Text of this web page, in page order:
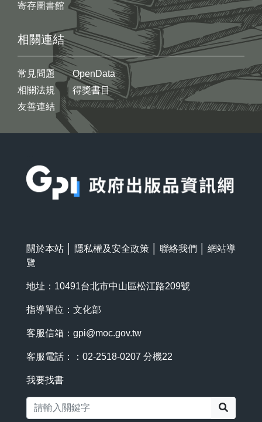
寄存圖書館
相關連結
常見問題
相關法規
友善連結
OpenData
得獎書目
關於本站 隱私權及安全政策 聯絡我們
網站導
覽
地址：10491台北市中山區松江路209號
指導單位：文化部
客服信箱： gpi@moc.gov.tw
客服電話：：02-2518-0207 分機22
我要找書